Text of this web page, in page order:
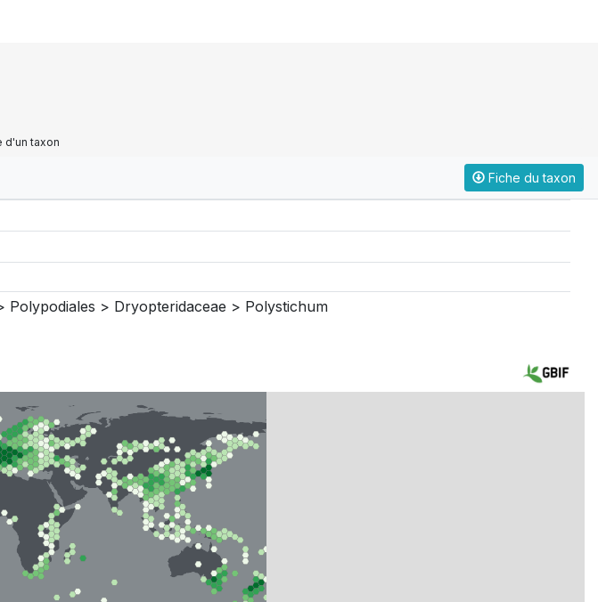
d'un taxon
Fiche du taxon
Polypodiales > Dryopteridaceae > Polystichum